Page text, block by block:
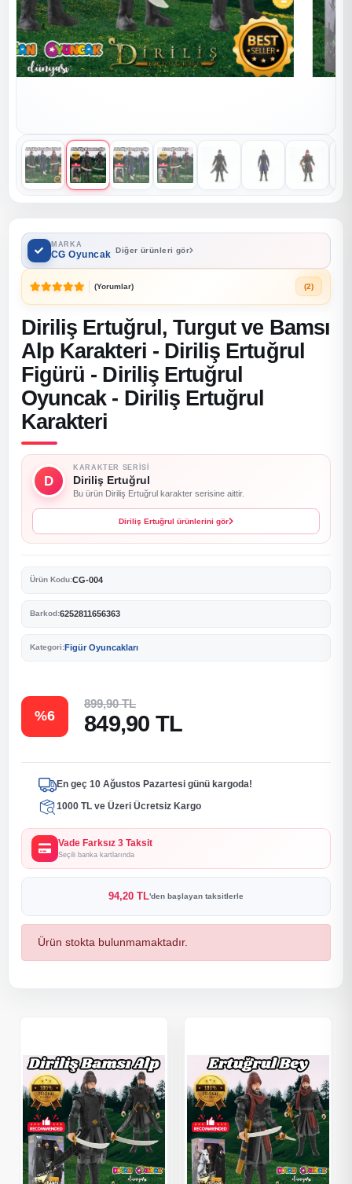
MARKA
CG Oyuncak Diğer ürünleri gör
(Yorumlar) (2)
Diriliş Ertuğrul, Turgut ve Bamsı
Alp Karakteri - Diriliş Ertuğrul
Figürü - Diriliş Ertuğrul
Oyuncak - Diriliş Ertuğrul
Karakteri
D
KARAKTER SERISI
Diriliş Ertuğrul
Bu ürün Diriliş Ertuğrul karakter serisine aittir.
Diriliş Ertuğrul ürünlerini gör
Ürün Kodu:CG-004
Barkod:6252811656363
Kategori:Figür Oyuncakları
%6
899,90 TL
849,90 TL
En geç 10 Ağustos Pazartesi günü kargoda!
1000 TL ve Üzeri Ücretsiz Kargo
Vade Farksız 3 Taksit
Seçili banka kartlarında
94,20 TL'den başlayan taksitlerle
Ürün stokta bulunmamaktadır.